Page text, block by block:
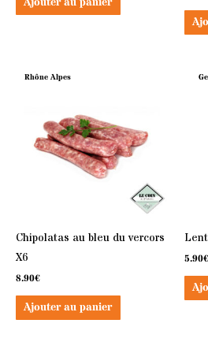
Rhône Alpes
Chipolatas au bleu du vercors
X6
8.90€
Ajouter au panier
5.90€